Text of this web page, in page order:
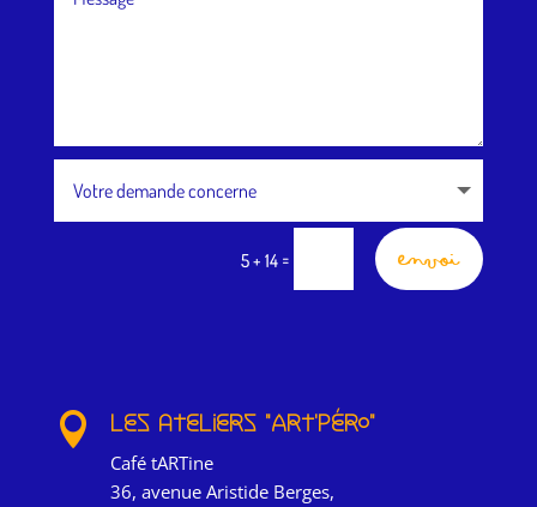
5 + 14 = Envoi
 Les ateliers "Art'péro"
Café tARTine
36, avenue Aristide Berges,